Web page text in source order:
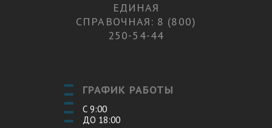
ЕДИНАЯ
СПРАВОЧНАЯ: 8 (800)
250-54-44
ГРАФИК РАБОТЫ
С 9:00
ДО 18:00